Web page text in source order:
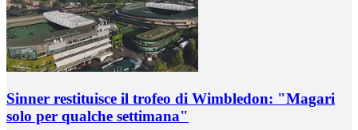
Sinner restituisce il trofeo di Wimbledon: "Magari
solo per qualche settimana"